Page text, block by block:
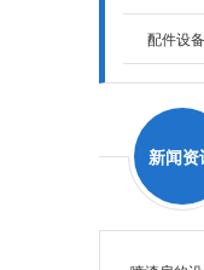
配件设备
- 烘干
- 加
- 输
新闻资